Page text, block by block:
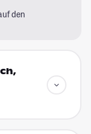
den